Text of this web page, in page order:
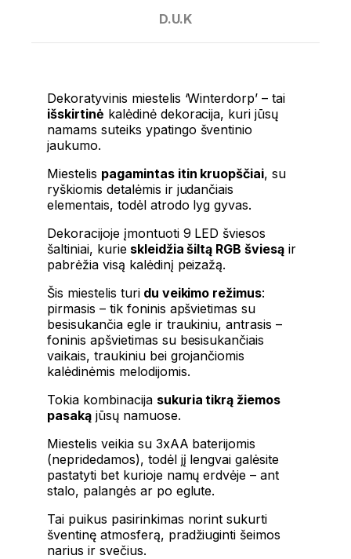
D.U.K
Dekoratyvinis miestelis ‘Winterdorp’ – tai
išskirtinė kalėdinė dekoracija, kuri jūsų
namams suteiks ypatingo šventinio
jaukumo.
Miestelis pagamintas itin kruopščiai, su
ryškiomis detalėmis ir judančiais
elementais, todėl atrodo lyg gyvas.
Dekoracijoje įmontuoti 9 LED šviesos
šaltiniai, kurieskleidžia šiltą RGB šviesą ir
pabrėžia visą kalėdinį peizažą.
Šis miestelis turidu veikimo režimus:
pirmasis – tik foninis apšvietimas su
besisukančia egle ir traukiniu, antrasis –
foninis apšvietimas su besisukančiais
vaikais, traukiniu bei grojančiomis
kalėdinėmis melodijomis.
Tokia kombinacija sukuria tikrą žiemos
pasakąjūsų namuose.
Miestelis veikia su 3xAA baterijomis
(nepridedamos), todėl jį lengvai galėsite
pastatyti bet kurioje namų erdvėje – ant
stalo, palangės ar po eglute.
Tai puikus pasirinkimas norint sukurti
šventinę atmosferą, pradžiuginti šeimos
narius ir svečius.